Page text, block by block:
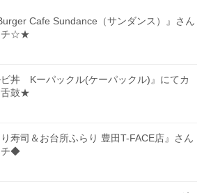
Cafe Sundance（サンダンス）』さん
チ☆★
丼 Kーパックル(ケーパックル)』にてカ
舌鼓★
寿司＆お台所ふらり 豊田T-FACE店』さん
チ◆